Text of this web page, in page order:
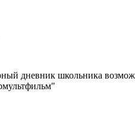
дневник школьника